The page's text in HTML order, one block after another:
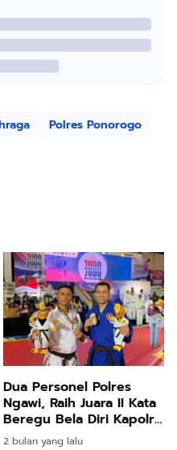
Polres Ponorogo
Dua Personel Polres
Ngawi, Raih Juara II Kata
Beregu Bela Diri Kapolri
Cup 2026
2 bulan yang lalu